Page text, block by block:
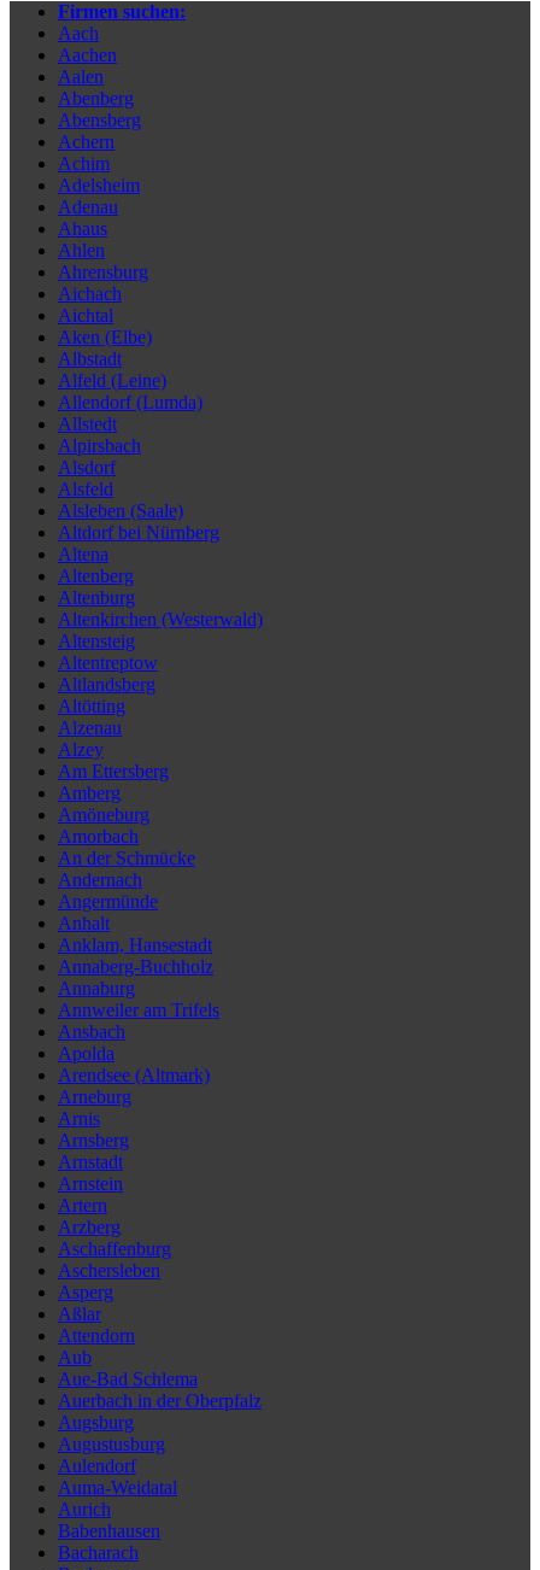
Firmen suchen:
Aach
Aachen
Aalen
Abenberg
Abensberg
Achern
Achim
Adelsheim
Adenau
Ahaus
Ahlen
Ahrensburg
Aichach
Aichtal
Aken (Elbe)
Albstadt
Alfeld (Leine)
Allendorf (Lumda)
Allstedt
Alpirsbach
Alsdorf
Alsfeld
Alsleben (Saale)
Altdorf bei Nürnberg
Altena
Altenberg
Altenburg
Altenkirchen (Westerwald)
Altensteig
Altentreptow
Altlandsberg
Altötting
Alzenau
Alzey
Am Ettersberg
Amberg
Amöneburg
Amorbach
An der Schmücke
Andernach
Angermünde
Anhalt
Anklam, Hansestadt
Annaberg-Buchholz
Annaburg
Annweiler am Trifels
Ansbach
Apolda
Arendsee (Altmark)
Arneburg
Arnis
Arnsberg
Arnstadt
Arnstein
Artern
Arzberg
Aschaffenburg
Aschersleben
Asperg
Aßlar
Attendorn
Aub
Aue-Bad Schlema
Auerbach in der Oberpfalz
Augsburg
Augustusburg
Aulendorf
Auma-Weidatal
Aurich
Babenhausen
Bacharach